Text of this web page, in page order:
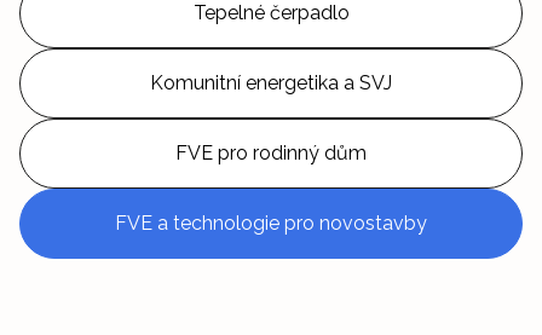
Tepelné čerpadlo
Komunitní energetika a SVJ
FVE pro rodinný dům
FVE a technologie pro novostavby